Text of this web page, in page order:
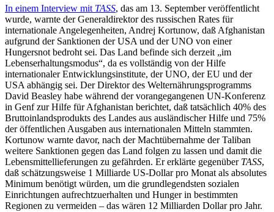
In einem Interview mit TASS, das am 13. September veröffentlicht
wurde, warnte der Generaldirektor des russischen Rates für
internationale Angelegenheiten, Andrej Kortunow, daß Afghanistan
aufgrund der Sanktionen der USA und der UNO von einer
Hungersnot bedroht sei. Das Land befinde sich derzeit „im
Lebenserhaltungsmodus“, da es vollständig von der Hilfe
internationaler Entwicklungsinstitute, der UNO, der EU und der
USA abhängig sei. Der Direktor des Welternährungsprogramms
David Beasley habe während der vorangegangenen UN-Konferenz
in Genf zur Hilfe für Afghanistan berichtet, daß tatsächlich 40% des
Bruttoinlandsprodukts des Landes aus ausländischer Hilfe und 75%
der öffentlichen Ausgaben aus internationalen Mitteln stammten.
Kortunow warnte davor, nach der Machtübernahme der Taliban
weitere Sanktionen gegen das Land folgen zu lassen und damit die
Lebensmittellieferungen zu gefährden. Er erklärte gegenüber TASS,
daß schätzungsweise 1 Milliarde US-Dollar pro Monat als absolutes
Minimum benötigt würden, um die grundlegendsten sozialen
Einrichtungen aufrechtzuerhalten und Hunger in bestimmten
Regionen zu vermeiden – das wären 12 Milliarden Dollar pro Jahr.